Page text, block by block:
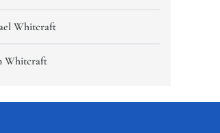
Whitcraft
Whitcraft